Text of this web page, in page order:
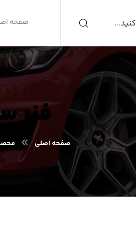
صفحه
فنر
صفحه اصلی